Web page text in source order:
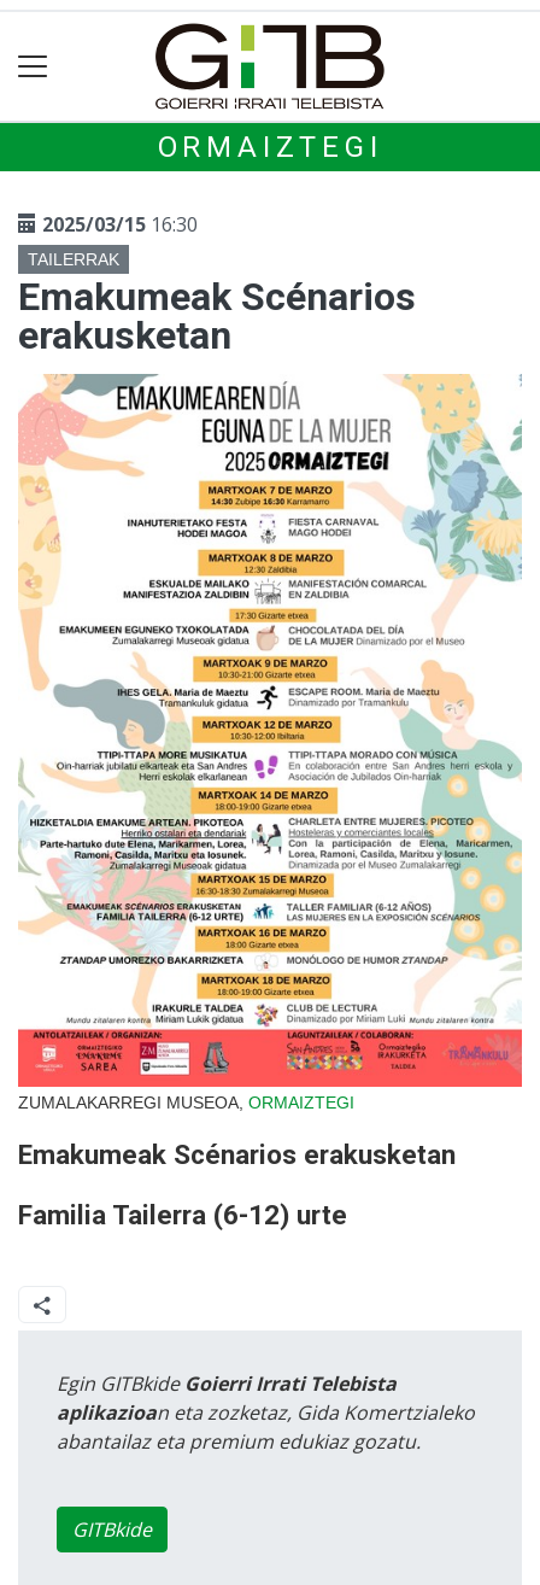
ORMAIZTEGI
2025/03/15 16:30
TAILERRAK
Emakumeak Scénarios
erakusketan
ZUMALAKARREGI MUSEOA, ORMAIZTEGI
Emakumeak Scénarios erakusketan
Familia Tailerra (6-12) urte
Egin GITBkide Goierri Irrati Telebista
aplikazioan eta zozketaz, Gida Komertzialeko
abantailaz eta premium edukiaz gozatu.
GITBkide